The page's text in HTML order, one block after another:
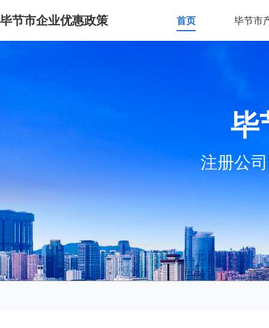
毕节市企业优惠政策 首页 毕节市
毕
注册公